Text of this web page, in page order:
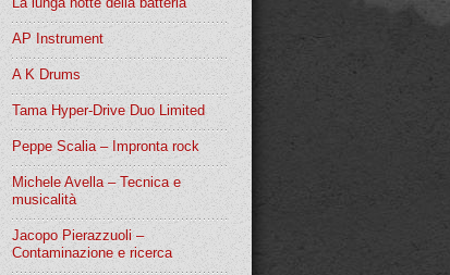
AP Instrument
A K Drums
Tama Hyper-Drive Duo Limited
Peppe Scalia – Impronta rock
Michele Avella – Tecnica e
musicalità
Jacopo Pierazzuoli –
Contaminazione e ricerca